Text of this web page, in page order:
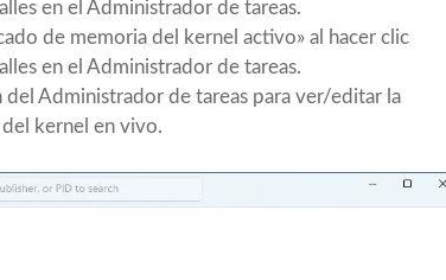
en el Administrador de tareas.
de memoria del kernel activo» al hacer clic
en el Administrador de tareas.
Administrador de tareas para ver/editar la
kernel en vivo.